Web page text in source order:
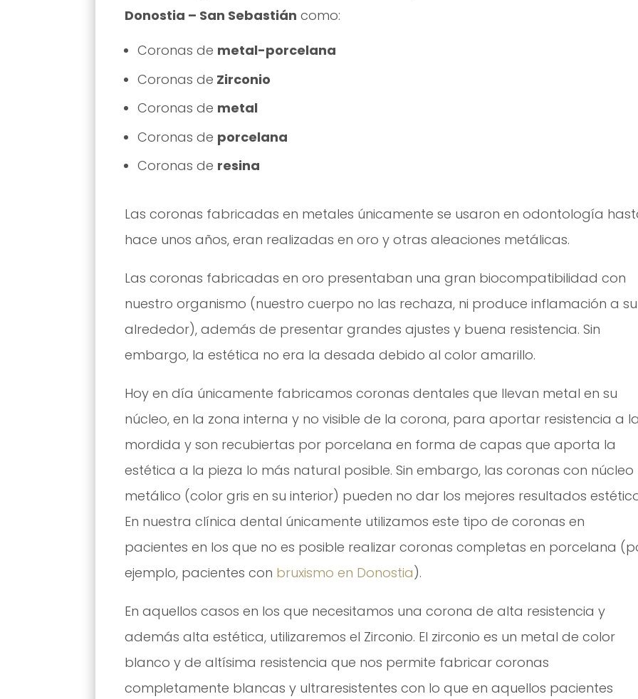
Donostia – San Sebastián como:
Coronas de metal-porcelana
Coronas de Zirconio
Coronas de metal
Coronas de porcelana
Coronas de resina
Las coronas fabricadas en metales únicamente se usaron en odontología
hace unos años, eran realizadas en oro y otras aleaciones metálicas.
Las coronas fabricadas en oro presentaban una gran biocompatibilidad con
nuestro organismo (nuestro cuerpo no las rechaza, ni produce inflamación a su
alrededor), además de presentar grandes ajustes y buena resistencia. Sin
embargo, la estética no era la desada debido al color amarillo.
Hoy en día únicamente fabricamos coronas dentales que llevan metal en su
núcleo, en la zona interna y no visible de la corona, para aportar resistencia a
mordida y son recubiertas por porcelana en forma de capas que aporta la
estética a la pieza lo más natural posible. Sin embargo, las coronas con núcleo
metálico (color gris en su interior) pueden no dar los mejores resultados
En nuestra clínica dental únicamente utilizamos este tipo de coronas en
pacientes en los que no es posible realizar coronas completas en porcelana
ejemplo, pacientes con bruxismo en Donostia).
En aquellos casos en los que necesitamos una corona de alta resistencia y
además alta estética, utilizaremos el Zirconio. El zirconio es un metal de color
blanco y de altísima resistencia que nos permite fabricar coronas
completamente blancas y ultraresistentes con lo que en aquellos pacientes